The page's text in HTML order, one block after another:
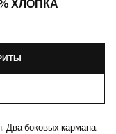
ХЛОПКА
]
Два боковых кармана.